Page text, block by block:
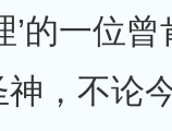
’的一位
，不论